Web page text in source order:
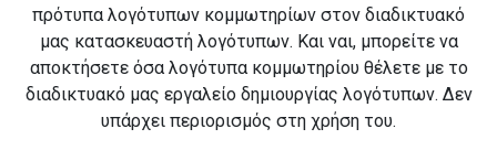
πρότυπα λογότυπων κομμωτηρίων στον διαδικτυακό
μας κατασκευαστή λογότυπων. Και ναι, μπορείτε να
αποκτήσετε όσα λογότυπα κομμωτηρίου θέλετε με το
διαδικτυακό μας εργαλείο δημιουργίας λογότυπων. Δεν
υπάρχει περιορισμός στη χρήση του.